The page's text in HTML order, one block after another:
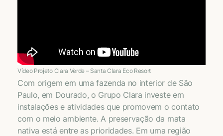
Vídeo Projeto Clara Verde – Santa Clara Eco Resort
Com origem em uma fazenda no interior de São
Paulo, em Dourado, o Grupo Clara investe em
instalações e atividades que promovem o contato
com o meio ambiente. A preservação da mata
nativa está entre as prioridades. Em uma região